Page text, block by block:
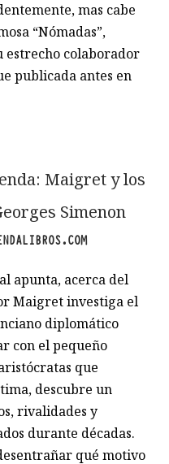
mas cabe
“Nómadas”,
estrecho colaborador
publicada antes en
Maigret y los
Simenon
apunta, acerca del
Maigret investiga el
diplomático
con el pequeño
que
descubre un
rivalidades y
durante décadas.
qué motivo